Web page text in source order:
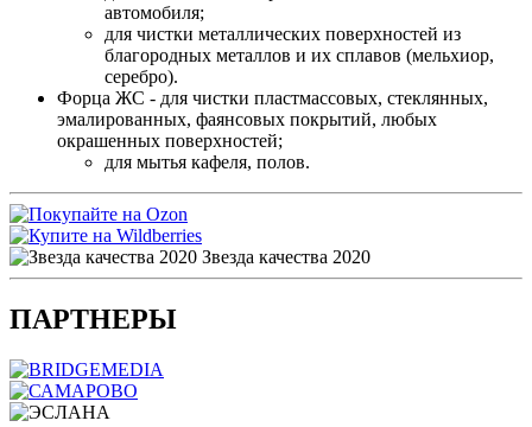
автомобиля;
для чистки металлических поверхностей из
благородных металлов и их сплавов (мельхиор,
серебро).
Форца ЖС - для чистки пластмассовых, стеклянных,
эмалированных, фаянсовых покрытий, любых
окрашенных поверхностей;
для мытья кафеля, полов.
Звезда качества 2020
ПАРТНЕРЫ